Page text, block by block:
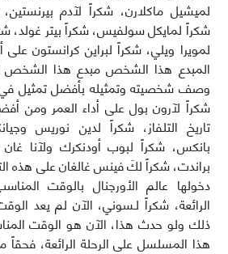
لميشيل ماكلارن، شكراً لآدم
شكراً لمايكل سولفيس، شكراً بيتر غولد،
لمويرا ويلي، شكراً لبراين كرانستون على
المبدع هذا الشخص مبدع هذا الشخص
وصف شخصيته وتمثيله بأفضل تمثيل في
شكراً لآرون بول على أداء العمر ومن
تاريخ التلفاز، شكراً لدين نوريس
بانكس، شكراً لبوب أودنكرك ولآنا
دخولها عالم الأورجنال بالوقت
الرائعة، شكراً لـسوني، الآن لم يعد
ذلك ولو حدث هذا، الآن هو الوقت
هذا المسلسل على الرحلة الرائعة،